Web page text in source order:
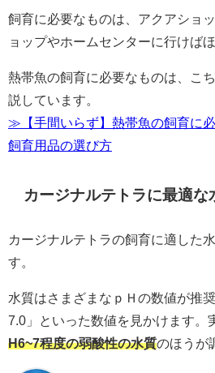
飼育に必要なものは、アクアショ
ョップやホームセンターに行けば
熱帯魚の飼育に必要なものは、こ
説しています。
≫【手間いらず】熱帯魚の飼育に
飼育用品の選び方
カージナルテトラに最適な
カージナルテトラの飼育に適した
す。
水質はさまざまなｐＨの数値が推
7.0」といった数値を見かけます。
H6~7程度の弱酸性の水質のほうが